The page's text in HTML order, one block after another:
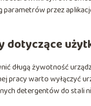
przez
dotyczące
długą żywotność
pracy warto wyłączyć
detergentów do stali